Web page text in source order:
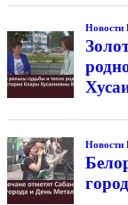
Новости
Новости